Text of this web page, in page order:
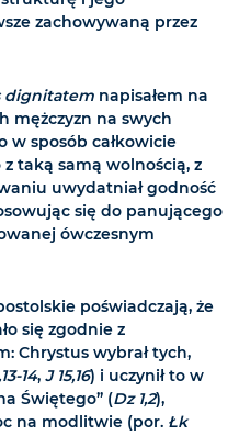
zachowywaną przez
dignitatem napisałem na
mężczyzn na swych
w sposób całkowicie
taką samą wolnością, z
uwydatniał godność
się do panującego
ówczesnym
poświadczają, że
się zgodnie z
Chrystus wybrał tych,
14, J 15,16) i uczynił to w
Świętego” (Dz 1,2),
na modlitwie (por. Łk